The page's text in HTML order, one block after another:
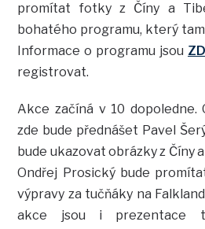
promítat fotky z Číny a
bohatého programu, který
Informace o programu jsou
registrovat.
Akce začíná v 10 dopoledne.
zde bude přednášet Pavel
bude ukazovat obrázky z Číny
Ondřej Prosický bude
výpravy za tučňáky na
akce jsou i prezentace